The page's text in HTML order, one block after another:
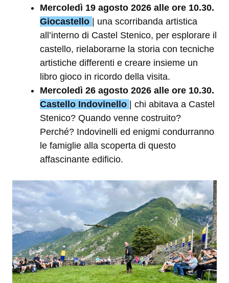
Mercoledì 19 agosto 2026 alle ore 10.30.
Giocastello
| una scorribanda artistica
all’interno di Castel Stenico, per esplorare il
castello, rielaborarne la storia con tecniche
artistiche differenti e creare insieme un
libro gioco in ricordo della visita.
Mercoledì 26 agosto 2026 alle ore 10.30.
Castello Indovinello
| chi abitava a Castel
Stenico? Quando venne costruito?
Perché? Indovinelli ed enigmi condurranno
le famiglie alla scoperta di questo
affascinante edificio.